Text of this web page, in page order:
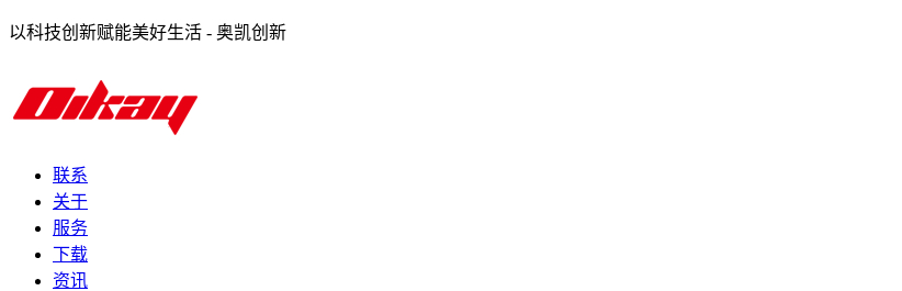
以科技创新赋能美好生活 - 奥凯创新
联系
关于
服务
下载
资讯